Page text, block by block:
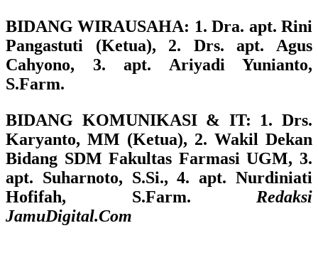
BIDANG WIRAUSAHA: 1. Dra. apt. Rini
Pangastuti (Ketua), 2. Drs. apt. Agus
Cahyono, 3. apt. Ariyadi Yunianto,
S.Farm.
BIDANG KOMUNIKASI & IT: 1. Drs.
Karyanto, MM (Ketua), 2. Wakil Dekan
Bidang SDM Fakultas Farmasi UGM, 3.
apt. Suharnoto, S.Si., 4. apt. Nurdiniati
Hofifah, S.Farm. Redaksi
JamuDigital.Com